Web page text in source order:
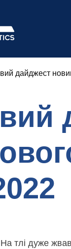
дайджест
На тлі дуже